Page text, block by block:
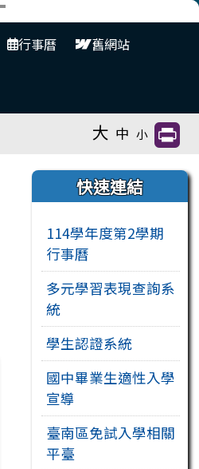
行事曆 舊網站
大 中 小
右邊區域內容
快速連結
114學年度第2學期
行事曆
多元學習表現查詢系
統
學生認證系統
國中畢業生適性入學
宣導
臺南區免試入學相關
平臺